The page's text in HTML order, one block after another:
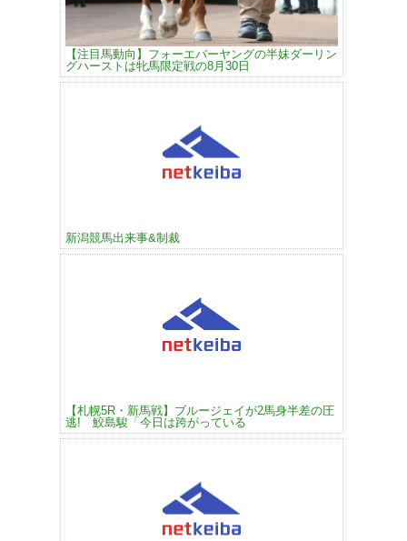
【注目馬動向】フォーエバーヤングの半妹ダーリン
グハーストは牝馬限定戦の8月30日
新潟競馬出来事&制裁
【札幌5R・新馬戦】ブルージェイが2馬身半差の圧
逃! 鮫島駿「今日は跨がっている